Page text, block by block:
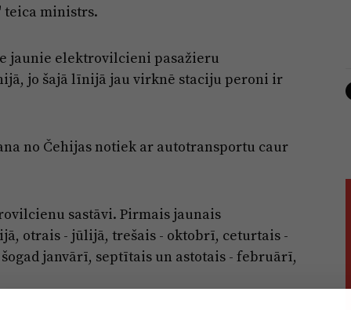
teica ministrs.
jaunie elektrovilcieni pasažieru
jo šajā līnijā jau virknē staciju peroni ir
no Čehijas notiek ar autotransportu caur
sastāvi. Pirmais jaunais
otrais - jūlijā, trešais - oktobrī, ceturtais -
janvārī, septītais un astotais - februārī,